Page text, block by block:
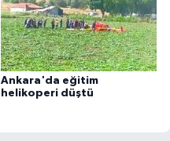
Ankara'da eğitim
helikoperi düştü